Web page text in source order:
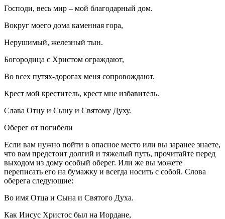
Господи, весь мир – мой благодарный дом.
Вокруг моего дома каменная гора,
Нерушимый, железный тын.
Богородица с Христом ограждают,
Во всех путях-дорогах меня сопровождают.
Крест мой креститель, крест мне избавитель.
Слава Отцу и Сыну и Святому Духу.
Оберег от погибели
Если вам нужно пойти в опасное место или вы заранее знаете,
что вам предстоит долгий и тяжелый путь, прочитайте перед
выходом из дому особый оберег. Или же вы можете
переписать его на бумажку и всегда носить с собой. Слова
оберега следующие:
Во имя Отца и Сына и Святого Духа.
Как Иисус Христос был на Иордане,